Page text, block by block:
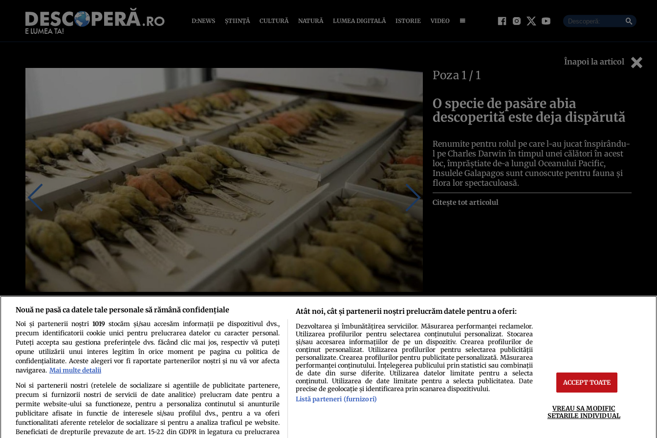
D:NEWS ȘTIINȚĂ CULTURĂ NATURĂ LUMEA DIGITALĂ ISTORIE VIDEO
Înapoi la articol
Renumite pentru rolul pe care l-au jucat înspirându-l pe Charles Darwin în timpul unei călători în acest loc, împrăştiate de-a lungul Oceanului
Pacific, Insulele Galapagos sunt cunoscute pentru fauna şi flora lor spectaculoasă.
Poza 1 / 1
O specie de pasăre abia
descoperită este deja dispărută
Renumite pentru rolul pe care l-au jucat înspirându-
l pe Charles Darwin în timpul unei călători în acest
loc, împrăştiate de-a lungul Oceanului Pacific,
Insulele Galapagos sunt cunoscute pentru fauna şi
flora lor spectaculoasă.
Citește tot articolul
Politica de confidenţialitatePolitica de cookiesTermeni şi condiţii Echipa redacțională ContactSetări Cookies
Nouă ne pasă ca datele tale personale să rămână confidențiale
Noi și partenerii noștri 1019stocăm și/sau accesăm informații pe dispozitivul dvs.,
precum identificatorii cookie unici pentru prelucrarea datelor cu caracter personal.
Puteți accepta sau gestiona preferințele dvs. făcând clic mai jos, respectiv vă puteți
opune utilizării unui interes legitim în orice moment pe pagina cu politica de
confidențialitate. Aceste alegeri vor fi raportate partenerilor noștri și nu vă vor afecta
navigarea. Mai multe detalii
Noi si partenerii nostri (retelele de socializare si agentiile de publicitate partenere,
precum si furnizorii nostri de servicii de date analitice) prelucram date pentru a
permite website-ului sa functioneze, pentru a personaliza continutul si anunturile
publicitare afisate in functie de interesele si/sau profilul dvs., pentru a va oferi
functionalitati aferente retelelor de socializare si pentru a analiza traficul pe website.
Beneficiati de drepturile prevazute de art. 15-22 din GDPR in legatura cu prelucrarea
Atât noi, cât și partenerii noștri prelucrăm datele pentru a oferi:
Dezvoltarea și îmbunătățirea serviciilor. Măsurarea performanței reclamelor.
Utilizarea profilurilor pentru selectarea conținutului personalizat. Stocarea
și/sau accesarea informațiilor de pe un dispozitiv. Crearea profilurilor de
conținut personalizat. Utilizarea profilurilor pentru selectarea publicității
personalizate. Crearea profilurilor pentru publicitate personalizată. Măsurarea
performanței conținutului. Înțelegerea publicului prin statistici sau combinații
de date din surse diferite. Utilizarea datelor limitate pentru a selecta
conținutul. Utilizarea de date limitate pentru a selecta publicitatea. Date
precise de geolocație și identificarea prin scanarea dispozitivului.
Listă parteneri (furnizori)
ACCEPT TOATE
VREAU SA MODIFIC
SETARILE INDIVIDUAL